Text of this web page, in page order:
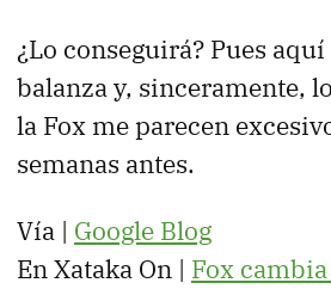
¿Lo conseguirá? Pues
balanza y, sinceramente,
la Fox me parecen
semanas antes.
Vía | Google Blog
En Xataka On | Fox